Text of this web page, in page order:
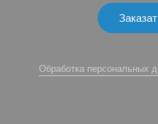
Обработка персональных